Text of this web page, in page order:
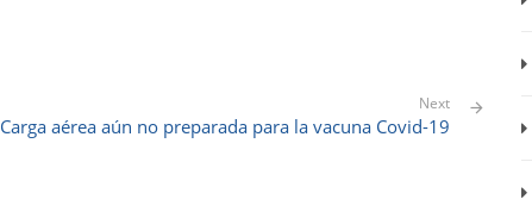
Next
Carga aérea aún no preparada para la vacuna Covid-19